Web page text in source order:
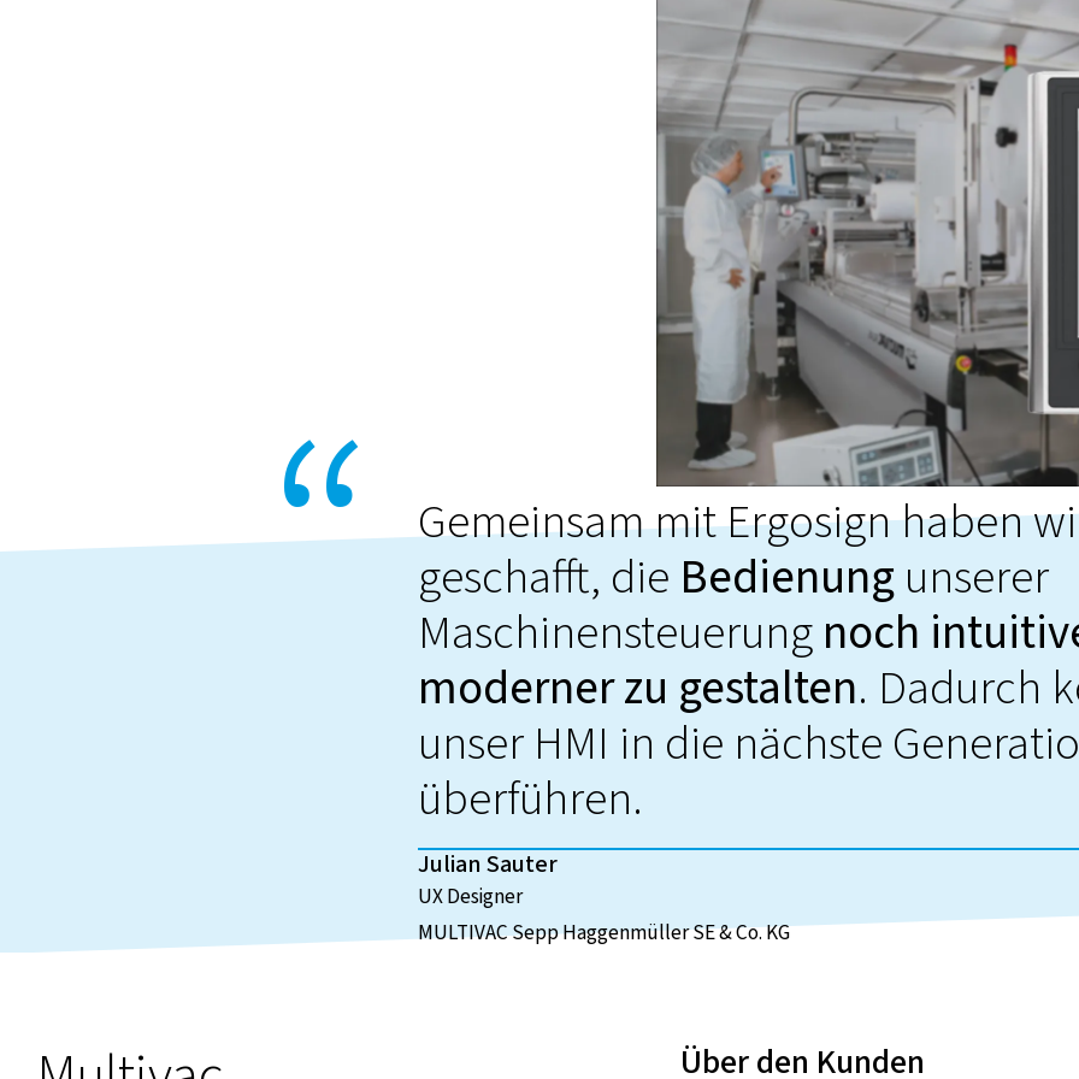
Gemeinsam mit Ergosign haben
geschafft, die Bedienungunserer
Maschinensteuerungnoch
moderner zu gestalten. Dadurch
unser HMI in die nächste
überführen.
Julian Sauter
UX Designer
MULTIVAC Sepp Haggenmüller SE & Co. KG
Über den Kunden